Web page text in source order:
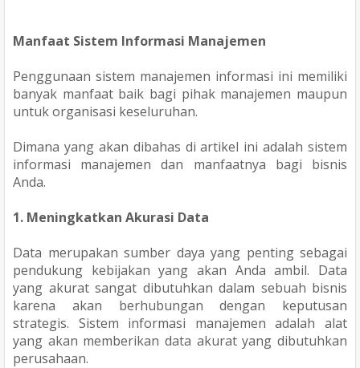
Manfaat Sistem Informasi Manajemen
Penggunaan sistem manajemen informasi ini memiliki
banyak manfaat baik bagi pihak manajemen maupun
untuk organisasi keseluruhan.
Dimana yang akan dibahas di artikel ini adalah sistem
informasi manajemen dan manfaatnya bagi bisnis
Anda.
1. Meningkatkan Akurasi Data
Data merupakan sumber daya yang penting sebagai
pendukung kebijakan yang akan Anda ambil. Data
yang akurat sangat dibutuhkan dalam sebuah bisnis
karena akan berhubungan dengan keputusan
strategis. Sistem informasi manajemen adalah alat
yang akan memberikan data akurat yang dibutuhkan
perusahaan.